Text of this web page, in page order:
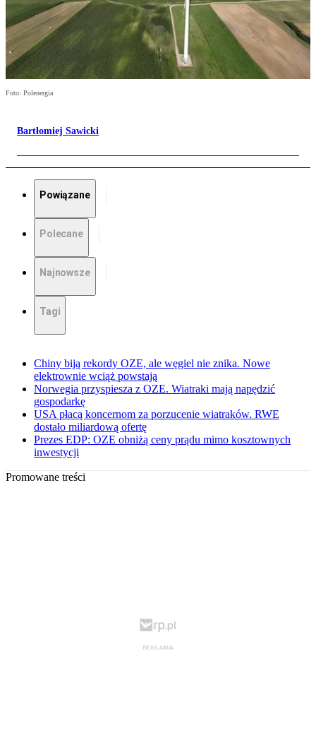
Foto: Polenergia
Bartłomiej Sawicki
Powiązane
Polecane
Najnowsze
Tagi
Chiny biją rekordy OZE, ale węgiel nie znika. Nowe
elektrownie wciąż powstają
Norwegia przyspiesza z OZE. Wiatraki mają napędzić
gospodarkę
USA płacą koncernom za porzucenie wiatraków. RWE
dostało miliardową ofertę
Prezes EDP: OZE obniżą ceny prądu mimo kosztownych
inwestycji
Promowane treści